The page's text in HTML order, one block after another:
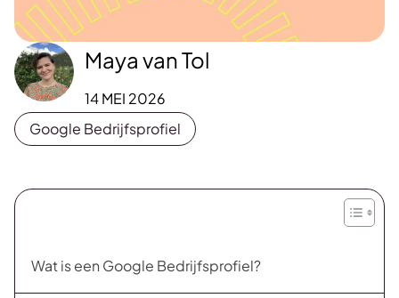
Maya van Tol
14 MEI 2026
Google Bedrijfsprofiel
Wat is een Google Bedrijfsprofiel?